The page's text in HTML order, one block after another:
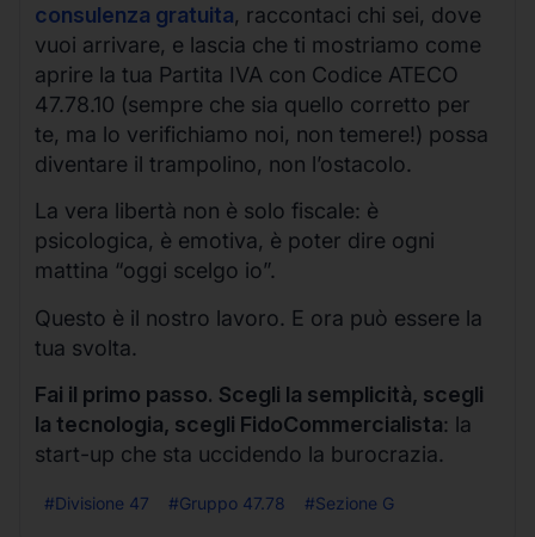
consulenza gratuita, raccontaci chi sei, dove
vuoi arrivare, e lascia che ti mostriamo come
aprire la tua Partita IVA con Codice ATECO
47.78.10 (sempre che sia quello corretto per
te, ma lo verifichiamo noi, non temere!) possa
diventare il trampolino, non l’ostacolo.
La vera libertà non è solo fiscale: è
psicologica, è emotiva, è poter dire ogni
mattina “oggi scelgo io”.
Questo è il nostro lavoro. E ora può essere la
tua svolta.
Fai il primo passo. Scegli la semplicità, scegli
la tecnologia, scegli FidoCommercialista: la
start-up che sta uccidendo la burocrazia.
#Divisione 47 #Gruppo 47.78 #Sezione G